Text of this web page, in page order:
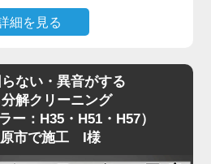
の調子が良くなった」と喜ば
メンテナンス方法です。
細を見る
（水を入れる部品）の故障や
な原因です。
パネルを開ける必要がありま
ない・異音がする
解クリーニング
ー：H35・H51・H57）
市で施工 I様